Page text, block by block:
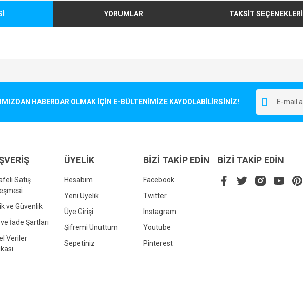
YORUMLAR TAKSİT SEÇENEKLERİ
veya görüntülenemiyor.
olmalı.
HABERDAR OLMAK İÇİN E-BÜLTENİMİZE KAYDOLABİLİRSİNİZ!
Satış
ve Güvenlik
İade Şartları
Veriler
ÜYELİK
Hesabım
Yeni Üyelik
Üye Girişi
Şifremi Unuttum
Sepetiniz
BİZİ TAKİP EDİN
Facebook
Twitter
Instagram
Youtube
Pinterest
BİZİ TAKİP EDİN